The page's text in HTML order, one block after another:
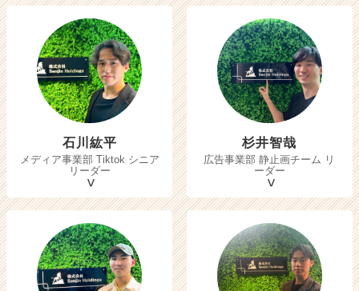
石川紘平
メディア事業部 Tiktok シニア
リーダー
杉井智哉
広告事業部 静止画チーム リ
ーダー